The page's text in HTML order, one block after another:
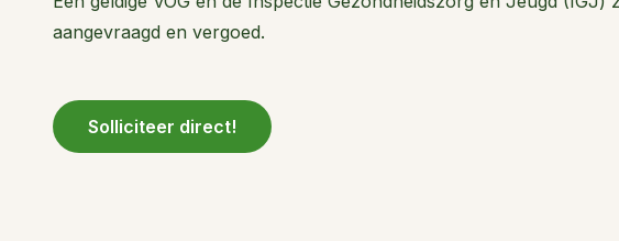
aangevraagd en vergoed.
Solliciteer direct!